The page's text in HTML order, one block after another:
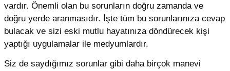
vardır. Önemli olan bu sorunların doğru zamanda ve
doğru yerde aranmasıdır. İşte tüm bu sorunlarınıza cevap
bulacak ve sizi eski mutlu hayatınıza döndürecek kişi
yaptığı uygulamalar ile medyumlardır.
Siz de saydığımız sorunlar gibi daha birçok manevi